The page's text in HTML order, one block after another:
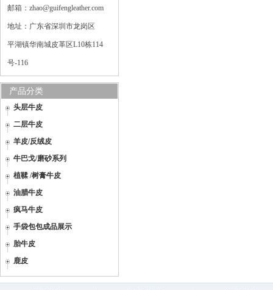
邮箱：zhao@guifengleather.com
地址：广东省深圳市龙岗区
平湖镇华南城皮革区L10栋114
号-116
产品分类
头层牛皮
二层牛皮
羊皮/反绒皮
牛巴戈/磨砂系列
植鞣 /树膏牛皮
油腊牛皮
疯马牛皮
手袋包包成品展示
胎牛皮
鹿皮